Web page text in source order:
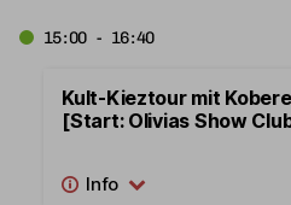
15:00 - 16:40
Kult-Kieztour mit
[Start: Olivias Show